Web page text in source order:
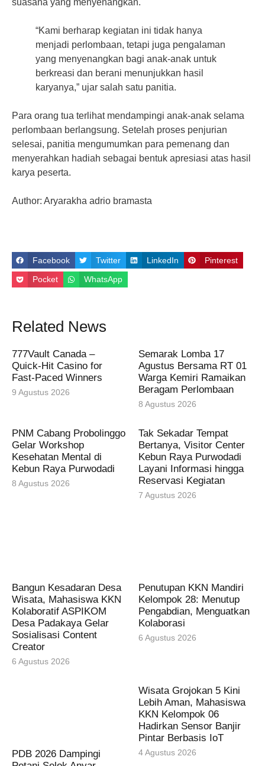
suasana yang menyenangkan.
“Kami berharap kegiatan ini tidak hanya
menjadi perlombaan, tetapi juga pengalaman
yang menyenangkan bagi anak-anak untuk
berkreasi dan berani menunjukkan hasil
karyanya,” ujar salah satu panitia.
Para orang tua terlihat mendampingi anak-anak selama
perlombaan berlangsung. Setelah proses penjurian
selesai, panitia mengumumkan para pemenang dan
menyerahkan hadiah sebagai bentuk apresiasi atas hasil
karya peserta.
Author: Aryarakha adrio bramasta
Facebook Twitter LinkedIn Pinterest
Pocket WhatsApp
Related News
777Vault Canada –
Quick‑Hit Casino for
Fast‑Paced Winners
9 Agustus 2026
Semarak Lomba 17
Agustus Bersama RT 01
Warga Kemiri Ramaikan
Beragam Perlombaan
8 Agustus 2026
PNM Cabang Probolinggo
Gelar Workshop
Kesehatan Mental di
Kebun Raya Purwodadi
8 Agustus 2026
Tak Sekadar Tempat
Bertanya, Visitor Center
Kebun Raya Purwodadi
Layani Informasi hingga
Reservasi Kegiatan
7 Agustus 2026
Bangun Kesadaran Desa
Wisata, Mahasiswa KKN
Kolaboratif ASPIKOM
Desa Padakaya Gelar
Sosialisasi Content
Creator
6 Agustus 2026
Penutupan KKN Mandiri
Kelompok 28: Menutup
Pengabdian, Menguatkan
Kolaborasi
6 Agustus 2026
PDB 2026 Dampingi
Wisata Grojokan 5 Kini
Lebih Aman, Mahasiswa
KKN Kelompok 06
Hadirkan Sensor Banjir
Pintar Berbasis IoT
4 Agustus 2026